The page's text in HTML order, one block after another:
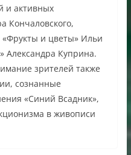
и активных
Кончаловского,
и цветы» Ильи
Александра Куприна.
зрителей также
сознанные
«Синий Всадник»,
в живописи